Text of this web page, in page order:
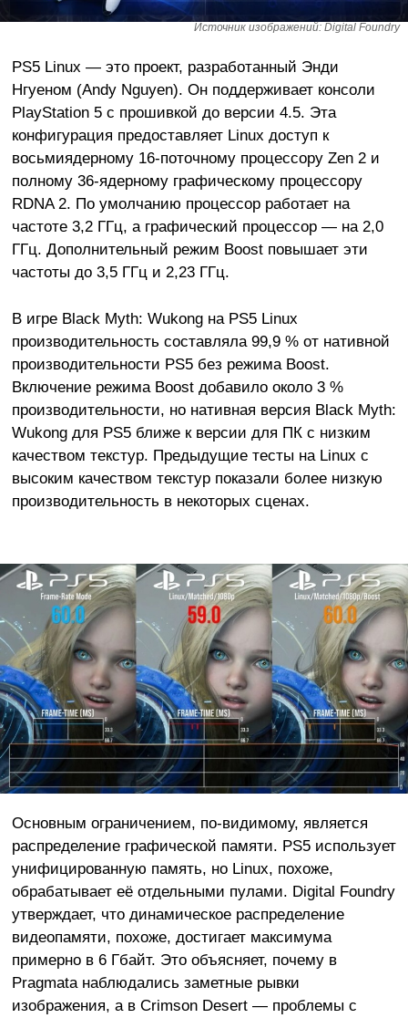
Источник изображений: Digital Foundry
PS5 Linux — это проект, разработанный Энди
Нгуеном (Andy Nguyen). Он поддерживает консоли
PlayStation 5 с прошивкой до версии 4.5. Эта
конфигурация предоставляет Linux доступ к
восьмиядерному 16-поточному процессору Zen 2 и
полному 36-ядерному графическому процессору
RDNA 2. По умолчанию процессор работает на
частоте 3,2 ГГц, а графический процессор — на 2,0
ГГц. Дополнительный режим Boost повышает эти
частоты до 3,5 ГГц и 2,23 ГГц.
В игре Black Myth: Wukong на PS5 Linux
производительность составляла 99,9 % от нативной
производительности PS5 без режима Boost.
Включение режима Boost добавило около 3 %
производительности, но нативная версия Black Myth:
Wukong для PS5 ближе к версии для ПК с низким
качеством текстур. Предыдущие тесты на Linux с
высоким качеством текстур показали более низкую
производительность в некоторых сценах.
Основным ограничением, по-видимому, является
распределение графической памяти. PS5 использует
унифицированную память, но Linux, похоже,
обрабатывает её отдельными пулами. Digital Foundry
утверждает, что динамическое распределение
видеопамяти, похоже, достигает максимума
примерно в 6 Гбайт. Это объясняет, почему в
Pragmata наблюдались заметные рывки
изображения, а в Crimson Desert — проблемы с